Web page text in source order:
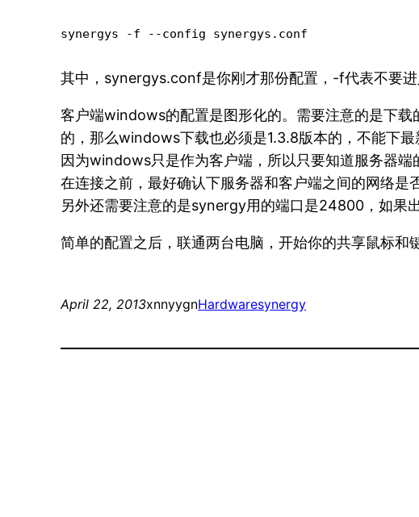
synergys -f --config synergys.conf
其中，synergys.conf是你刚才那份配置，-f代表不要进
客户端windows的配置是图形化的。需要注意的是下
的，那么windows下载也必须是1.3.8版本的，不能下最
因为windows只是作为客户端，所以只要知道服务器端
在连接之前，最好确认下服务器和客户端之间的网络是
另外还需要注意的是synergy用的端口是24800，如果
简单的配置之后，联通两台电脑，开始你的共享鼠标和
April 22, 2013xnnyygnHardwaresynergy